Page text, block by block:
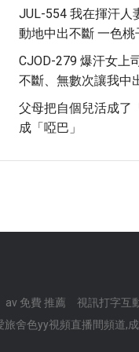
JUL-554 我在揮汗人
動地中出不斷 一色
CJOD-279 爆汗女上
不斷、無數次讓我中
父母把自個兒活成了
成「啞巴」
av 免費 推薦 視訊打字互
旅舍色yy視頻直播間頻道,